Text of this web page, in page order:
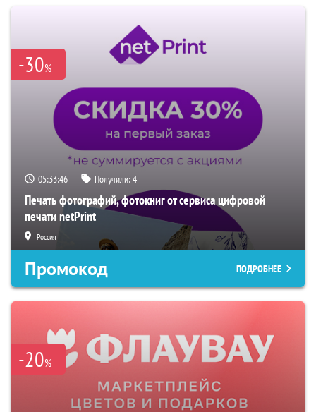
-30%
05:33:45 Получили:4
Печать фотографий, фотокниг от сервиса цифровой
печати netPrint
Россия
Промокод ПОДРОБНЕЕ
-20%